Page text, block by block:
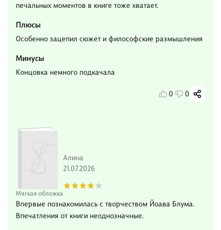
печальных моментов в книге тоже хватает.
Плюсы
Особенно зацепил сюжет и философские размышления
Минусы
Концовка немного подкачала
0 0
Мягкая обложка
Алина
21.07.2026
Впервые познакомилась с творчеством Йоава Блума.
Впечатления от книги неоднозначные.